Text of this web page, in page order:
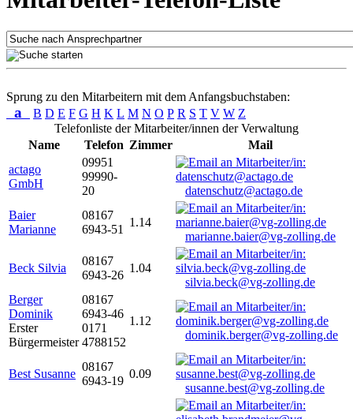
Sprung zu den Mitarbeitern mit dem Anfangsbuchstaben:
a B D E F G H K L M N O P R S T V W Z
Telefonliste der Mitarbeiter/innen der Verwaltung
Name
Telefon Zimmer
Mail
actago
GmbH
09951
99990-
20
datenschutz@actago.de
Baier
Marianne
08167
6943-51
1.14
marianne.baier@vg-zolling.de
Beck Silvia
08167
6943-26
1.04
silvia.beck@vg-zolling.de
Berger
Dominik
Erster
Bürgermeister
08167
6943-46
0171
4788152
1.12
dominik.berger@vg-zolling.de
Best Susanne
08167
6943-19
0.09
susanne.best@vg-zolling.de